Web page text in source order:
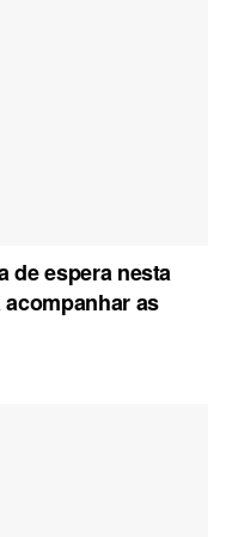
de espera nesta
as